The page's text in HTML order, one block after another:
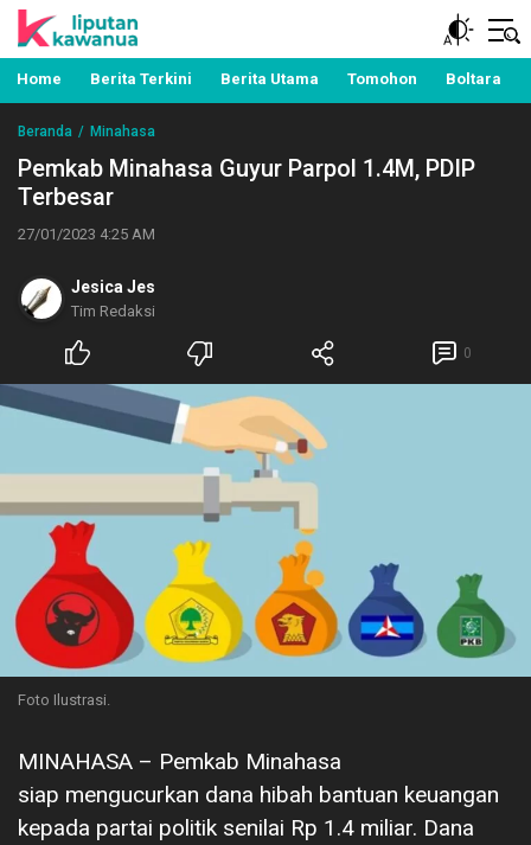
Liputan Kawanua
Berita Manado, Sulawesi Utara, Kawanua, Politik,
Pemerintahan, Hukum Kriminal dan Nasional
Home Berita Terkini Berita Utama Tomohon Boltara
Beranda Minahasa
Pemkab Minahasa Guyur Parpol 1.4M, PDIP
Terbesar
27/01/2023 4:25 AM
Jesica Jes
Tim Redaksi
0
Foto Ilustrasi.
MINAHASA – Pemkab Minahasa
siap mengucurkan dana hibah bantuan keuangan
kepada partai politik senilai Rp 1.4 miliar. Dana